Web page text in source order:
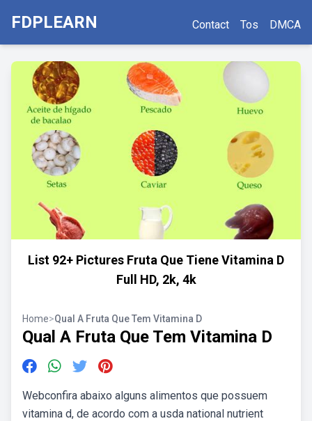
FDPLEARN Contact Tos DMCA
List 92+ Pictures Fruta Que Tiene Vitamina D
Full HD, 2k, 4k
Home>Qual A Fruta Que Tem Vitamina D
Qual A Fruta Que Tem Vitamina D
Webconfira abaixo alguns alimentos que possuem
vitamina d, de acordo com a usda national nutrient